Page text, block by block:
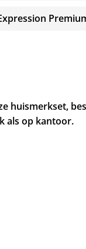
huismerkset,
als op kantoor.